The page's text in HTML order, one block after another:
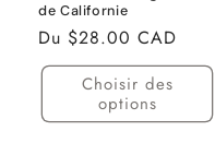
de Californie
Prix
habituel
Du $28.00 CAD
Choisir des
options